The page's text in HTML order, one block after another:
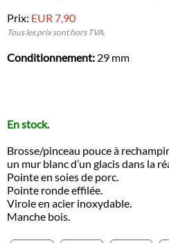
Prix: EUR 7,90
Tous les prix sont hors TVA.
Conditionnement: 29 mm
En stock.
Brosse/pinceau pouce à
un mur blanc d’un glacis dans la
Pointe en soies de porc.
Pointe ronde effilée.
Virole en acier inoxydable.
Manche bois.